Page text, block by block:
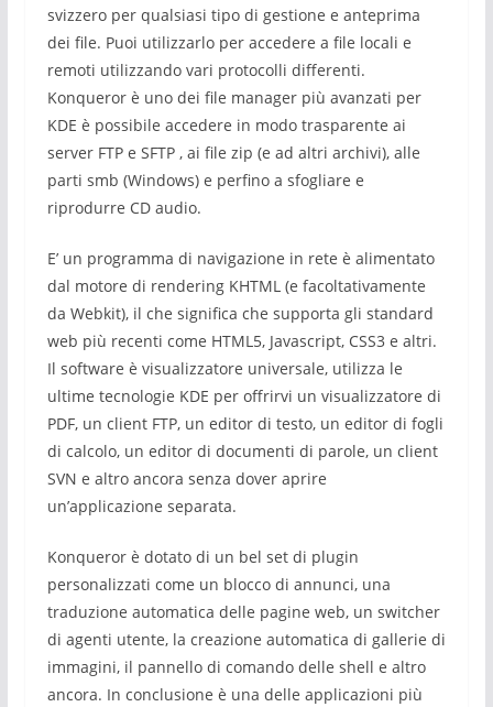
svizzero per qualsiasi tipo di gestione e anteprima
dei file. Puoi utilizzarlo per accedere a file locali e
remoti utilizzando vari protocolli differenti.
Konqueror è uno dei file manager più avanzati per
KDE è possibile accedere in modo trasparente ai
server FTP e SFTP , ai file zip (e ad altri archivi), alle
parti smb (Windows) e perfino a sfogliare e
riprodurre CD audio.
E’ un programma di navigazione in rete è alimentato
dal motore di rendering KHTML (e facoltativamente
da Webkit), il che significa che supporta gli standard
web più recenti come HTML5, Javascript, CSS3 e altri.
Il software è visualizzatore universale, utilizza le
ultime tecnologie KDE per offrirvi un visualizzatore di
PDF, un client FTP, un editor di testo, un editor di fogli
di calcolo, un editor di documenti di parole, un client
SVN e altro ancora senza dover aprire
un’applicazione separata.
Konqueror è dotato di un bel set di plugin
personalizzati come un blocco di annunci, una
traduzione automatica delle pagine web, un switcher
di agenti utente, la creazione automatica di gallerie di
immagini, il pannello di comando delle shell e altro
ancora. In conclusione è una delle applicazioni più